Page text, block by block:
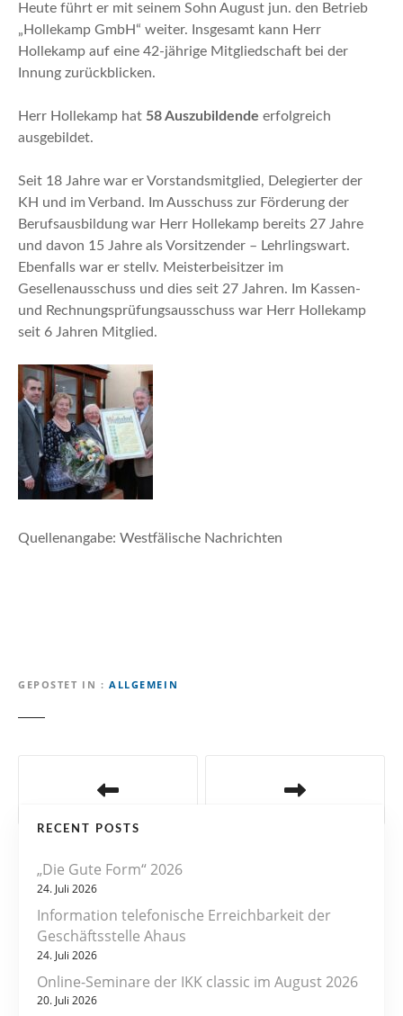
Heute führt er mit seinem Sohn August jun. den Betrieb
„Hollekamp GmbH“ weiter. Insgesamt kann Herr
Hollekamp auf eine 42-jährige Mitgliedschaft bei der
Innung zurückblicken.
Herr Hollekamp hat 58 Auszubildende erfolgreich
ausgebildet.
Seit 18 Jahre war er Vorstandsmitglied, Delegierter der
KH und im Verband. Im Ausschuss zur Förderung der
Berufsausbildung war Herr Hollekamp bereits 27 Jahre
und davon 15 Jahre als Vorsitzender – Lehrlingswart.
Ebenfalls war er stellv. Meisterbeisitzer im
Gesellenausschuss und dies seit 27 Jahren. Im Kassen-
und Rechnungsprüfungsausschuss war Herr Hollekamp
seit 6 Jahren Mitglied.
Quellenangabe: Westfälische Nachrichten
GEPOSTET IN ALLGEMEIN
RECENT POSTS
„Die Gute Form“ 2026
24. Juli 2026
Information telefonische Erreichbarkeit der
Geschäftsstelle Ahaus
24. Juli 2026
Online-Seminare der IKK classic im August 2026
20. Juli 2026